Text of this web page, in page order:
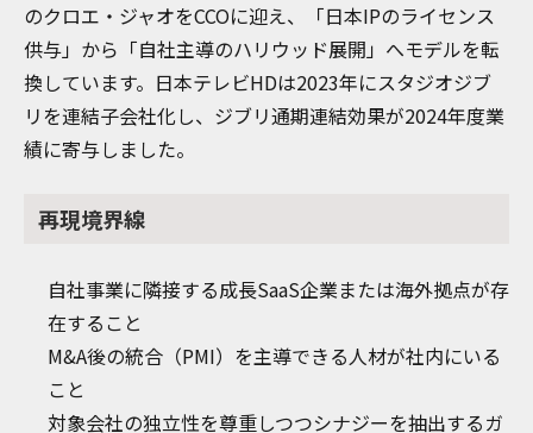
のクロエ・ジャオをCCOに迎え、「日本IPのライセンス
供与」から「自社主導のハリウッド展開」へモデルを転
換しています。日本テレビHDは2023年にスタジオジブ
リを連結子会社化し、ジブリ通期連結効果が2024年度業
績に寄与しました。
再現境界線
自社事業に隣接する成長SaaS企業または海外拠点が存
在すること
M&A後の統合（PMI）を主導できる人材が社内にいる
こと
対象会社の独立性を尊重しつつシナジーを抽出するガ